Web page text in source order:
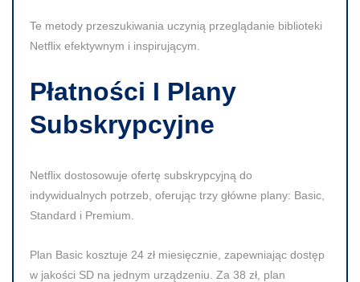
Te metody przeszukiwania uczynią przeglądanie biblioteki
Netflix efektywnym i inspirującym.
Płatności I Plany
Subskrypcyjne
Netflix dostosowuje ofertę subskrypcyjną do
indywidualnych potrzeb, oferując trzy główne plany: Basic,
Standard i Premium.
Plan Basic kosztuje 24 zł miesięcznie, zapewniając dostęp
w jakości SD na jednym urządzeniu. Za 38 zł , plan